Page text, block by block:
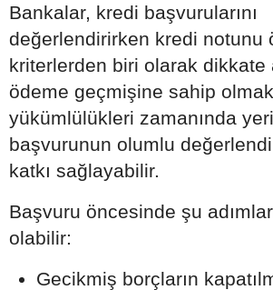
Bankalar, kredi başvurularını
değerlendirirken kredi notunu
kriterlerden biri olarak dikkate
ödeme geçmişine sahip
yükümlülükleri zamanında
başvurunun olumlu
katkı sağlayabilir.
Başvuru öncesinde şu
olabilir:
Gecikmiş borçların